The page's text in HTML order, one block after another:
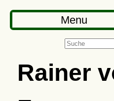
Menu
Rainer